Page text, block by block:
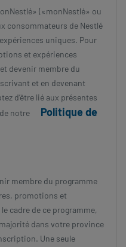
(«monNestlé» ou
consommateurs de Nestlé
uniques. Pour
et expériences
devenir membre du
et en devenant
d’être lié aux présentes
notre
Politique de
membre du programme
promotions et
cadre de ce programme,
dans votre province
Une seule